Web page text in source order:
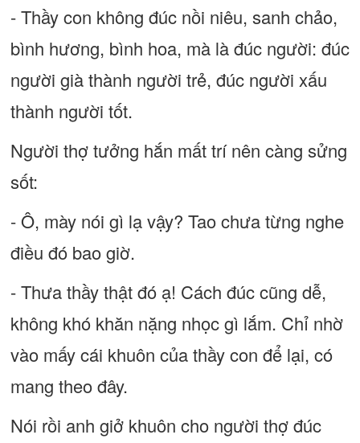
- Thầy con không đúc nồi niêu, sanh chảo,
bình hương, bình hoa, mà là đúc người: đúc
người già thành người trẻ, đúc người xấu
thành người tốt.
Người thợ tưởng hắn mất trí nên càng sửng
sốt:
- Ô, mày nói gì lạ vậy? Tao chưa từng nghe
điều đó bao giờ.
- Thưa thầy thật đó ạ! Cách đúc cũng dễ,
không khó khăn nặng nhọc gì lắm. Chỉ nhờ
vào mấy cái khuôn của thầy con để lại, có
mang theo đây.
Nói rồi anh giở khuôn cho người thợ đúc